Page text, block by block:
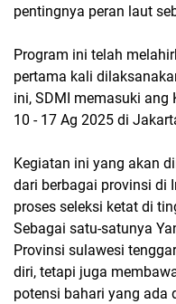
pentingnya peran laut
Program ini telah
pertama kali
ini, SDMI memasuki ang
10 - 17 Ag 2025 di
Kegiatan ini yang akan
dari berbagai provinsi di
proses seleksi ketat di
Sebagai satu-satunya
Provinsi sulawesi
diri, tetapi juga
potensi bahari yang ada